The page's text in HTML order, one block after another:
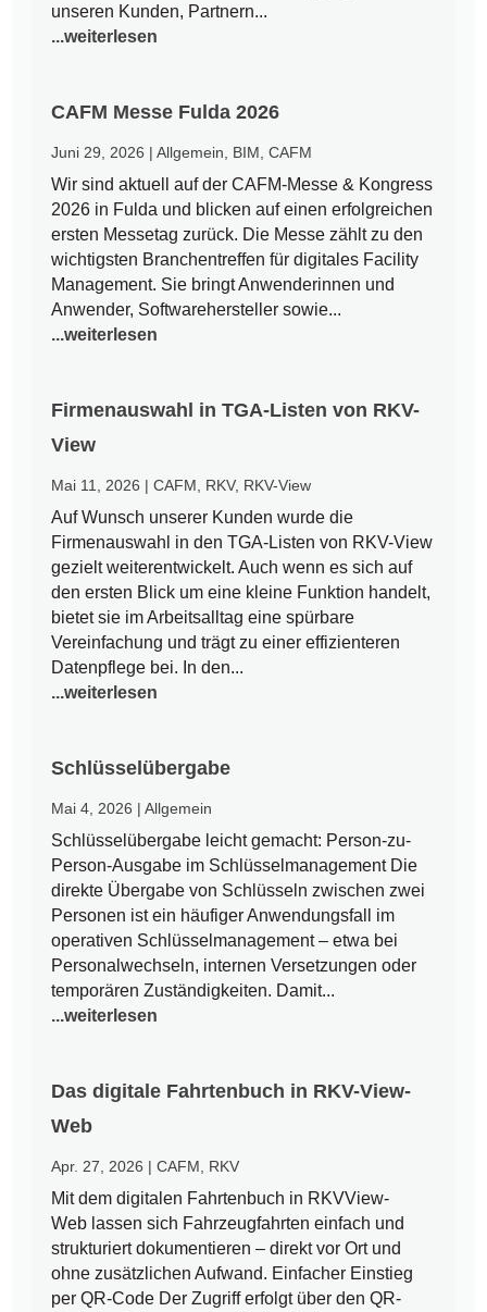
unseren Kunden, Partnern...
...weiterlesen
CAFM Messe Fulda 2026
Juni 29, 2026 |Allgemein BIM ,CAFM
Wir sind aktuell auf der CAFM-Messe & Kongress
2026 in Fulda und blicken auf einen erfolgreichen
ersten Messetag zurück. Die Messe zählt zu den
wichtigsten Branchentreffen für digitales Facility
Management. Sie bringt Anwenderinnen und
Anwender, Softwarehersteller sowie...
...weiterlesen
Firmenauswahl in TGA-Listen von RKV-
View
Mai 11, 2026 |CAFM RKV, RKV-View
Auf Wunsch unserer Kunden wurde die
Firmenauswahl in den TGA-Listen von RKV-View
gezielt weiterentwickelt. Auch wenn es sich auf
den ersten Blick um eine kleine Funktion handelt,
bietet sie im Arbeitsalltag eine spürbare
Vereinfachung und trägt zu einer effizienteren
Datenpflege bei. In den...
...weiterlesen
Schlüsselübergabe
Mai 4, 2026 |Allgemein
Schlüsselübergabe leicht gemacht: Person-zu-
Person-Ausgabe im Schlüsselmanagement Die
direkte Übergabe von Schlüsseln zwischen zwei
Personen ist ein häufiger Anwendungsfall im
operativen Schlüsselmanagement – etwa bei
Personalwechseln, internen Versetzungen oder
temporären Zuständigkeiten. Damit...
...weiterlesen
Das digitale Fahrtenbuch in RKV-View-
Web
Apr. 27, 2026 |CAFM RKV
Mit dem digitalen Fahrtenbuch in RKVView-
Web lassen sich Fahrzeugfahrten einfach und
strukturiert dokumentieren – direkt vor Ort und
ohne zusätzlichen Aufwand. Einfacher Einstieg
per QR-Code Der Zugriff erfolgt über den QR-